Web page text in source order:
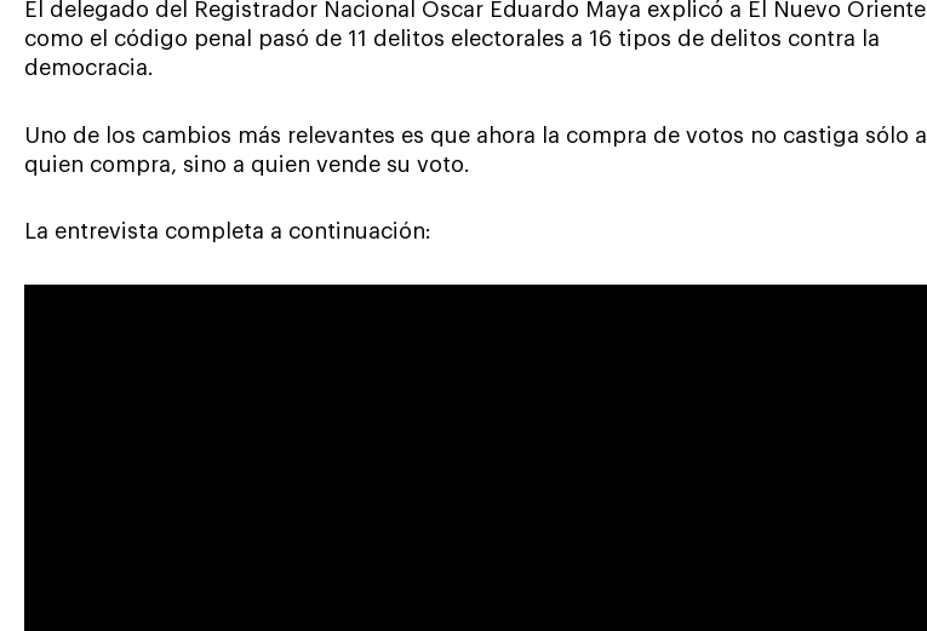
El delegado del Registrador Nacional Oscar Eduardo Maya explicó a El Nuevo Oriente
como el código penal pasó de 11 delitos electorales a 16 tipos de delitos contra la
democracia.
Uno de los cambios más relevantes es que ahora la compra de votos no castiga sólo a
quien compra, sino a quien vende su voto.
La entrevista completa a continuación: